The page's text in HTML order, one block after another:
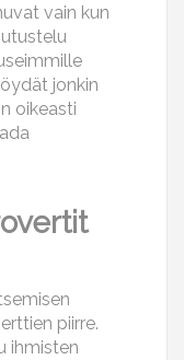
vain kun
jonkin
oikeasti
piirre.
ihmisten